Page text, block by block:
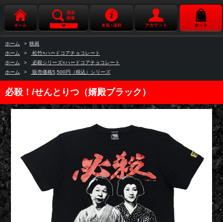
ホーム > 映画
ホーム
>
松竹×ハードコアチョコレート
ホーム
>
必殺シリーズ×ハードコアチョコレート
ホーム
> 販売価格5,500円（税込）シリーズ
必殺！/せんとりつ（婿殿ブラック）